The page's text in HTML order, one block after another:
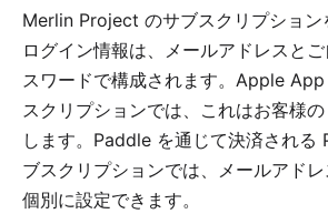
Merlin Project のサブスクリプション
ログイン情報は、メールアドレスと
スワードで構成されます。Apple
スクリプションでは、これはお客様
します。Paddle を通じて決済される
ブスクリプションでは、メールアド
個別に設定できます。